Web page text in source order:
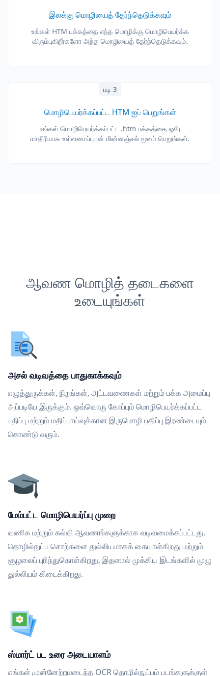
இலக்கு மொழியைத் தேர்ந்தெடுக்கவும்
உங்கள் HTM பக்கத்தை எந்த மொழிக்கு மொழிபெயர்க்க
விரும்புகிறீர்களோ அந்த மொழியைத் தேர்ந்தெடுக்கவும்.
படி 3
மொழிபெயர்க்கப்பட்ட HTM ஐப் பெறுங்கள்
உங்கள் மொழிபெயர்க்கப்பட்ட .htm பக்கத்தை ஒரே
மாதிரியாக உள்ளமைப்புடன் மின்னஞ்சல் மூலம் பெறுங்கள்.
ஆவண மொழித் தடைகளை
உடையுங்கள்
அசல் வடிவத்தை பாதுகாக்கவும்
எழுத்துருக்கள், நிறங்கள், அட்டவணைகள் மற்றும் பக்க அமைப்பு
அப்படியே இருக்கும். ஒவ்வொரு கோப்பும் மொழிபெயர்க்கப்பட்ட
பதிப்பு மற்றும் மதிப்பாய்வுக்கான இருமொழி பதிப்பு இரண்டையும்
கொண்டு வரும்.
மேம்பட்ட மொழிபெயர்ப்பு முறை
வணிக மற்றும் கல்வி ஆவணங்களுக்காக வடிவமைக்கப்பட்டது.
தொழில்நுட்ப சொற்களை துல்லியமாகக் கையாள்கிறது மற்றும்
சூழலைப் புரிந்துகொள்கிறது, இதனால் முக்கிய இடங்களில் முழு
துல்லியம் கிடைக்கிறது.
ஸ்மார்ட் பட உரை அடையாளம்
எங்கள் முன்னேற்றமடைந்த OCR தொழில்நுட்பம் படங்களுக்குள்